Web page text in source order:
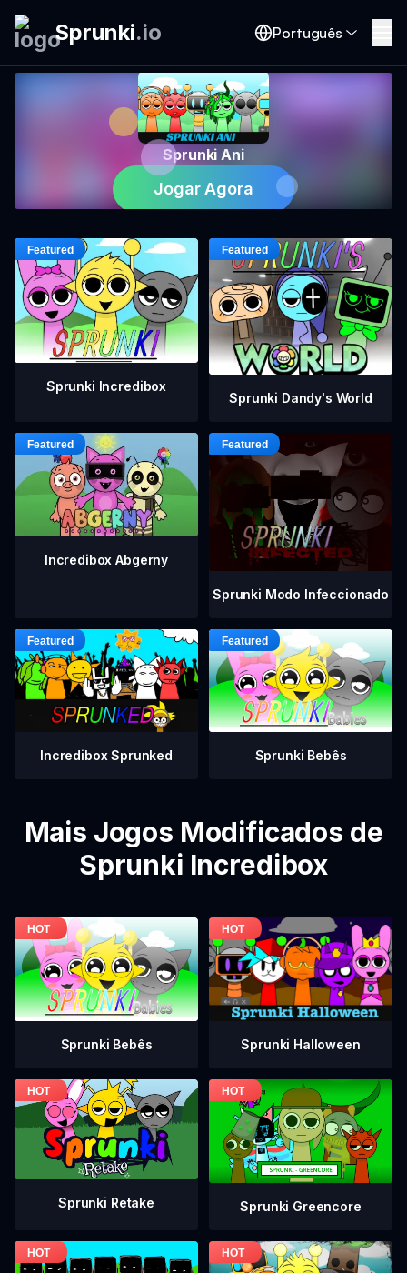
Sprunki.io Português
Sprunki Ani
Jogar Agora
Sprunki Incredibox
Sprunki Dandy's World
Incredibox Abgerny
Sprunki Modo Infeccionado
Incredibox Sprunked Sprunki Bebês
Mais Jogos Modificados de
Sprunki Incredibox
Sprunki Bebês Sprunki Halloween
Sprunki Retake Sprunki Greencore